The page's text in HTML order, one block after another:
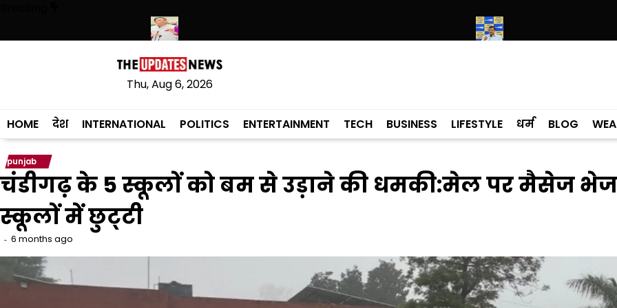
content
अमन अरोड़ा ने शाहकोट हलके में नौकरियों के मामले में कांग्रेसी विधायक लाडी को घेरा
Thu, Aug 6, 2026
HOME देश INTERNATIONAL POLITICS ENTERTAINMENT TECH BUSINESS LIFESTYLE धर्म BLOG
punjab
चंडीगढ़ के 5 स्कूलों को बम से उड़ाने की धमकी:मेल पर मैसेज
स्कूलों में छुट्‌टी
6 months ago